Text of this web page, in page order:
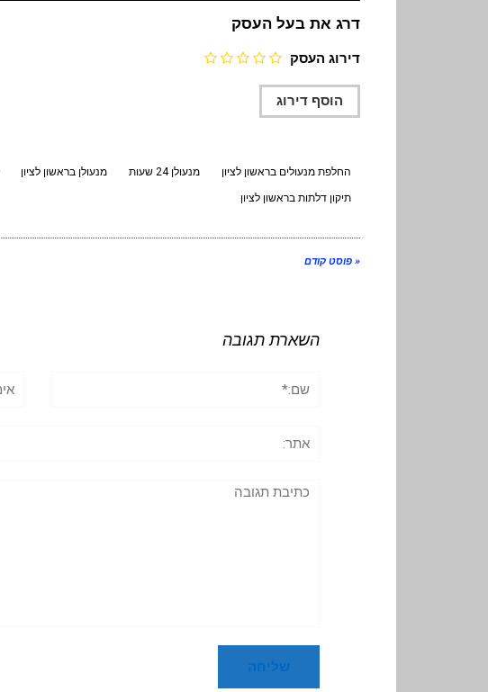
דרג את בעל העסק
דירוג העסק
החלפת מנעולים בראשון לציון מנעולן 24 שעות מנעולן בראשון לציון
תיקון דלתות בראשון לציון
« פוסט קודם
השארת תגובה
תגובה